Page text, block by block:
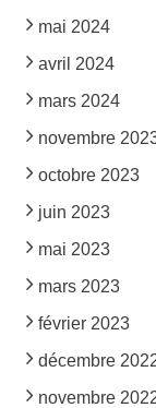
mai 2024
avril 2024
mars 2024
novembre
octobre 2023
juin 2023
mai 2023
mars 2023
février 2023
décembre
novembre